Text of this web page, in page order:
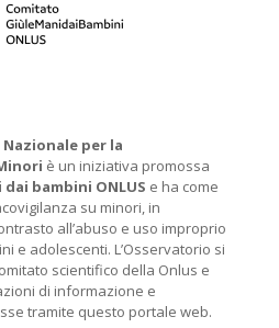
per la
è un iniziativa promossa
dai bambini ONLUS e ha come
su minori, in
all’abuso e uso improprio
e adolescenti. L’Osservatorio si
scientifico della Onlus e
di informazione e
tramite questo portale web.